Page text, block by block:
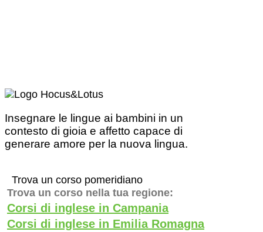
Insegnare le lingue ai bambini in un
contesto di gioia e affetto capace di
generare amore per la nuova lingua.
Trova un corso pomeridiano
Trova un corso nella tua regione:
Corsi di inglese in Campania
Corsi di inglese in Emilia Romagna